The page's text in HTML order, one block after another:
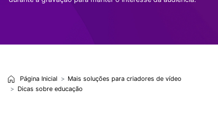
Página Inicial
Mais soluções para criadores de vídeo
Dicas sobre educação